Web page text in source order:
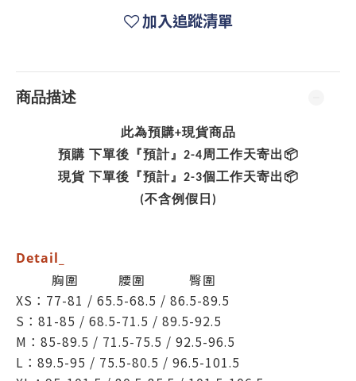
加入追蹤清單
商品描述
此為預購+現貨商品
預購 下單後『預計』2-4周工作天寄出📦
現貨
下單後『預計』2-3個工作天寄出📦
(不含例假日)
Detail_
胸圍 腰圍 臀圍
XS：77-81 / 65.5-68.5 / 86.5-89.5
S：81-85 / 68.5-71.5 / 89.5-92.5
M：85-89.5 / 71.5-75.5 / 92.5-96.5
L：89.5-95 / 75.5-80.5 / 96.5-101.5